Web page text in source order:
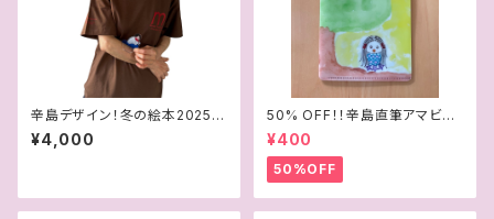
辛島デザイン！冬の絵本2025T
シャツ
¥4,000
50% OFF！！辛島直筆アマビエ
イラスト マスク＆チケットケース
¥400
50%OFF